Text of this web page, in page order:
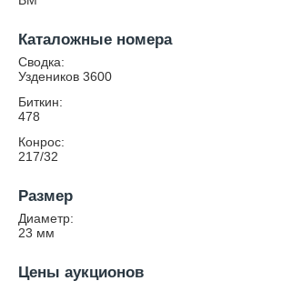
Каталожные номера
Сводка:
Уздеников 3600
Биткин:
478
Конрос:
217/32
Размер
Диаметр:
23 мм
Цены аукционов